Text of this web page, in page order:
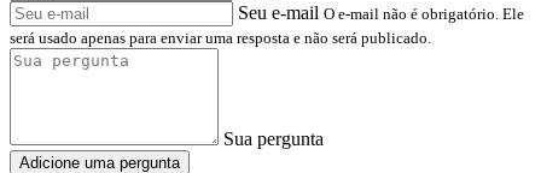
Seu e-mail O e-mail não é obrigatório. Ele
será usado apenas para enviar uma resposta e não será publicado.
Sua pergunta
Adicione uma pergunta